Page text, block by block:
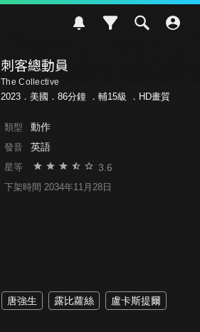
刺客總動員
The Collective
2023．美國．86分鐘 ． 輔15級 ．HD畫質
類型 動作
發音 英語
星等 3.6
下架時間 2034年11月28日
唐強生 露比蘿絲
盧卡斯提爾